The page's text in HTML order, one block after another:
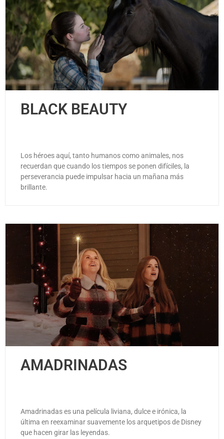
BLACK BEAUTY
Los héroes aquí, tanto humanos como animales, nos
recuerdan que cuando los tiempos se ponen difíciles, la
perseverancia puede impulsar hacia un mañana más
brillante.
AMADRINADAS
Amadrinadas es una película liviana, dulce e irónica, la
última en reexaminar suavemente los arquetipos de Disney
que hacen girar las leyendas.